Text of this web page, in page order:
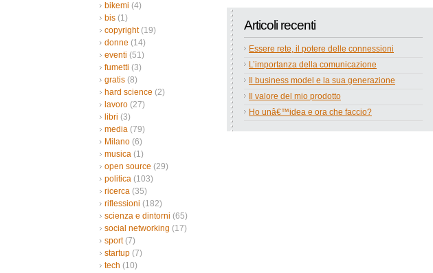
bikemi (4)
bis (1)
copyright(19)
donne (14)
eventi (51)
fumetti (3)
gratis (8)
hard science (2)
lavoro (27)
libri (3)
media (79)
Milano (6)
musica (1)
open source (29)
politica (103)
ricerca (35)
riflessioni (182)
scienza e dintorni (65)
social networking (17)
sport(7)
startup (7)
tech (10)
Articoli recenti
Essere rete, il potere delle connessioni
L’importanza della comunicazione
Il business model e la sua generazione
Il valore del mio prodotto
Ho unâ€™idea e ora che faccio?